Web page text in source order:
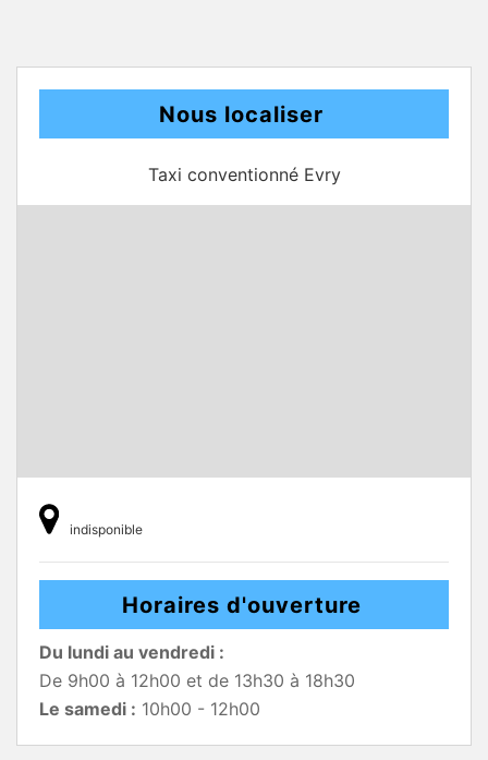
Nous localiser
Taxi conventionné Evry
indisponible
Horaires d'ouverture
Du lundi au vendredi :
De 9h00 à 12h00 et de 13h30 à 18h30
Le samedi : 10h00 - 12h00